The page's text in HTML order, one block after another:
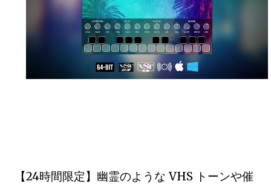
【24時間限定】幽霊のような VHS トーンや催